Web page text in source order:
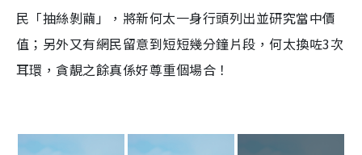
民「抽絲剝繭」，將新何太一身行頭列出並研究當中價
值；另外又有網民留意到短短幾分鐘片段，何太換咗3次
耳環，貪靚之餘真係好尊重個場合！